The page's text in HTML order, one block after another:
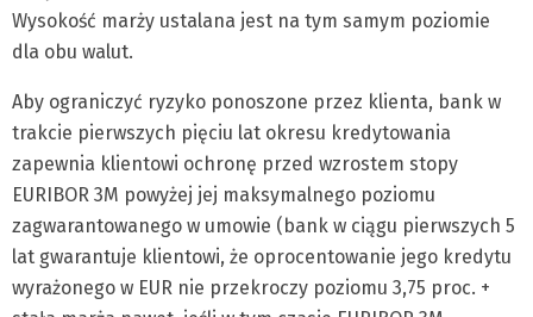
Wysokość marży ustalana jest na tym samym poziomie
dla obu walut.
Aby ograniczyć ryzyko ponoszone przez klienta, bank w
trakcie pierwszych pięciu lat okresu kredytowania
zapewnia klientowi ochronę przed wzrostem stopy
EURIBOR 3M powyżej jej maksymalnego poziomu
zagwarantowanego w umowie (bank w ciągu pierwszych 5
lat gwarantuje klientowi, że oprocentowanie jego kredytu
wyrażonego w EUR nie przekroczy poziomu 3,75 proc. +